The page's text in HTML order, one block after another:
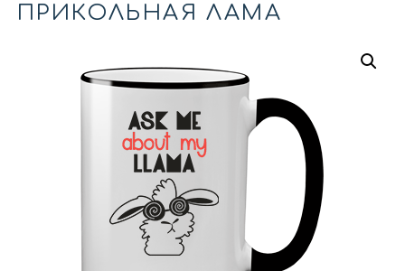
ПРИКОЛЬНАЯ ЛАМА